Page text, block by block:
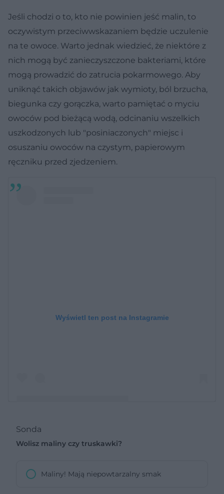
Jeśli chodzi o to, kto nie powinien jeść malin, to
oczywistym przeciwwskazaniem będzie uczulenie
na te owoce. Warto jednak wiedzieć, że niektóre z
nich mogą być zanieczyszczone bakteriami, które
mogą prowadzić do zatrucia pokarmowego. Aby
uniknąć takich objawów jak wymioty, ból brzucha,
biegunka czy gorączka, warto pamiętać o myciu
owoców pod bieżącą wodą, odcinaniu wszelkich
uszkodzonych lub "posiniaczonych" miejsc i
osuszaniu owoców na czystym, papierowym
ręczniku przed zjedzeniem.
Wyświetl ten post na Instagramie
Post udostępniony przez Will Bulsiewicz MD MSCI (Dr B)
(@theguthealthmd)
Sonda
Wolisz maliny czy truskawki?
Maliny! Mają niepowtarzalny smak